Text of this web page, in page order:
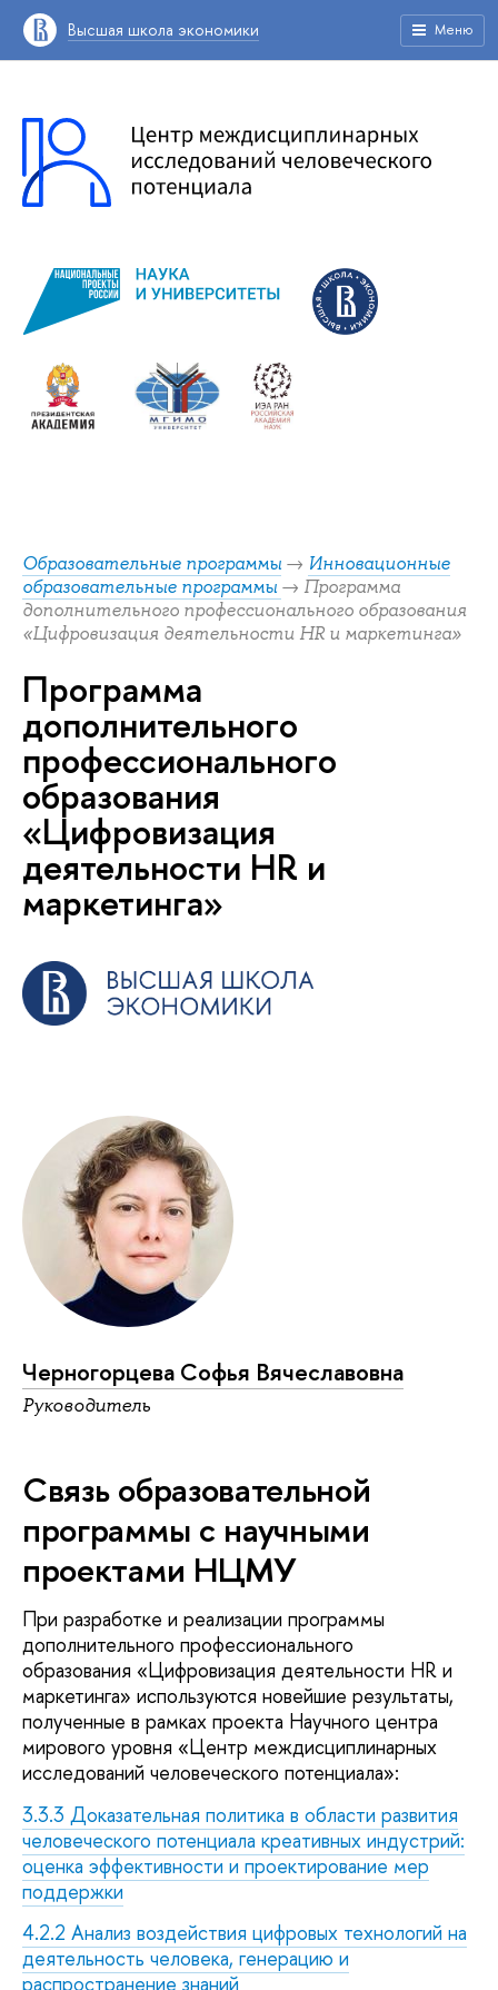
Высшая школа экономики Меню
Образовательные программы → Инновационные
образовательные программы → Программа
дополнительного профессионального образования
«Цифровизация деятельности HR и маркетинга»
Программа
дополнительного
профессионального
образования
«Цифровизация
деятельности HR и
маркетинга»
Черногорцева Софья Вячеславовна
Руководитель
Связь образовательной
программы с научными
проектами НЦМУ
При разработке и реализации программы
дополнительного профессионального
образования «Цифровизация деятельности HR и
маркетинга» используются новейшие результаты,
полученные в рамках проекта Научного центра
мирового уровня «Центр междисциплинарных
исследований человеческого потенциала»:
3.3.3 Доказательная политика в области развития
человеческого потенциала креативных индустрий:
оценка эффективности и проектирование мер
поддержки
4.2.2 Анализ воздействия цифровых технологий на
деятельность человека, генерацию и
распространение знаний